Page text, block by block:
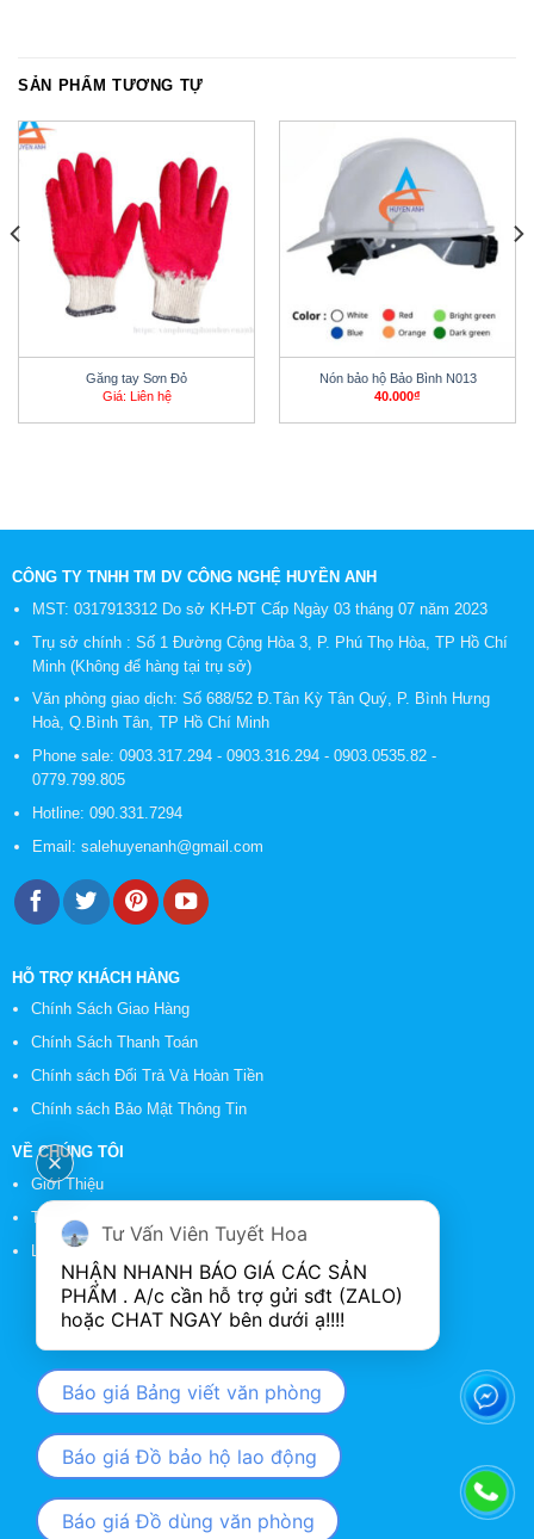
SẢN PHẨM TƯƠNG TỰ
Găng tay Sơn Đỏ
Giá: Liên hệ
Nón bảo hộ Bảo Bình N013
40.000₫
CÔNG TY TNHH TM DV CÔNG NGHỆ HUYỀN ANH
MST: 0317913312 Do sở KH-ĐT Cấp Ngày 03 tháng 07 năm 2023
Trụ sở chính : Số 1 Đường Cộng Hòa 3, P. Phú Thọ Hòa, TP Hồ Chí
Minh (Không để hàng tại trụ sở)
Văn phòng giao dịch: Số 688/52 Đ.Tân Kỳ Tân Quý, P. Bình Hưng
Hoà, Q.Bình Tân, TP Hồ Chí Minh
Phone sale: 0903.317.294 - 0903.316.294 - 0903.0535.82 -
0779.799.805
Hotline: 090.331.7294
Email: salehuyenanh@gmail.com
HỖ TRỢ KHÁCH HÀNG
Chính Sách Giao Hàng
Chính Sách Thanh Toán
Chính sách Đổi Trả Và Hoàn Tiền
Chính sách Bảo Mật Thông Tin
VỀ CHÚNG TÔI
Giới Thiệu
Tin Tức
Liên Hệ
Tư Vấn Viên Tuyết Hoa
NHẬN NHANH BÁO GIÁ CÁC SẢN
PHẨM . A/c cần hỗ trợ gửi sđt (ZALO)
Báo giá Bảng viết văn phòng
Báo giá Đồ bảo hộ lao động
Báo giá Đồ dùng văn phòng